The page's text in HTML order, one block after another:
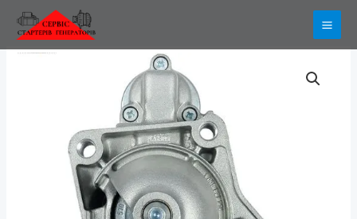
Перейти
вмісту
Реставрація